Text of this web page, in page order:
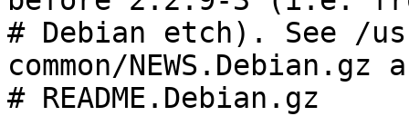
# Debian etch). See /
common/NEWS.Debian.gz
# README.Debian.gz